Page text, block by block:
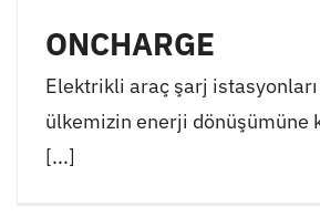
ONCHARGE
Elektrikli araç şarj
ülkemizin enerji dönüşümüne
[...]